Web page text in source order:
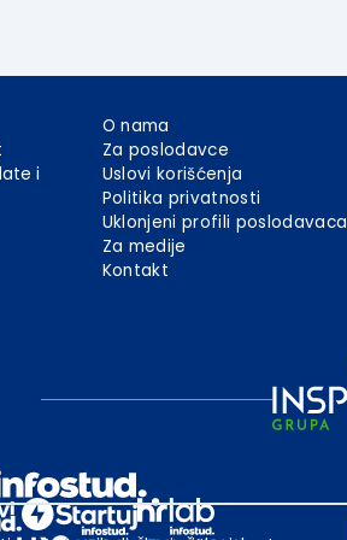
i
O nama
Za poslodavce
Uslovi korišćenja
Politika privatnosti
Uklonjeni profili poslodavaca
Za medije
Kontakt